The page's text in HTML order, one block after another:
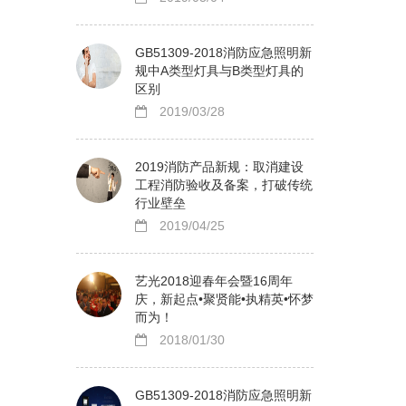
GB51309-2018消防应急照明新
规中A类型灯具与B类型灯具的
区别
2019/03/28
2019消防产品新规：取消建设
工程消防验收及备案，打破传统
行业壁垒
2019/04/25
艺光2018迎春年会暨16周年
庆，新起点•聚贤能•执精英•怀梦
而为！
2018/01/30
GB51309-2018消防应急照明新